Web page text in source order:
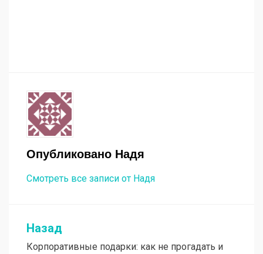
Опубликовано Надя
Смотреть все записи от Надя
Навигация
по
Назад
Корпоративные подарки: как не прогадать и